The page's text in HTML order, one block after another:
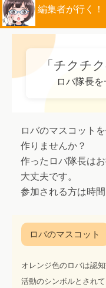
編集者が行く！
「チクチ
ロバ隊長
ロバのマスコット
作りませんか？
作ったロバ隊長は
大丈夫です。
参加される方は時
オレンジ色のロバは認
活動のシンボルとされ